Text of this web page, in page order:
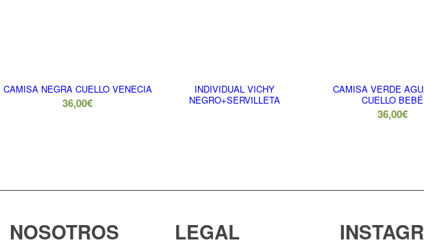
CAMISA NEGRA CUELLO VENECIA
36,00€
INDIVIDUAL VICHY
NEGRO+SERVILLETA
CAMISA VERDE
CUELLO BEBÉ
36,00€
NOSOTROS LEGAL